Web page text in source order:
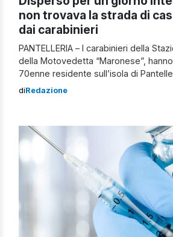
non trovava la strada di
dai carabinieri
PANTELLERIA – I carabinieri della
della Motovedetta “Maronese”,
70enne residente sull’isola di
demenza senile, che era scomparso
ieri, non appena ricevuta la
dell’allontanamento dell’uomo […]
diRedazione